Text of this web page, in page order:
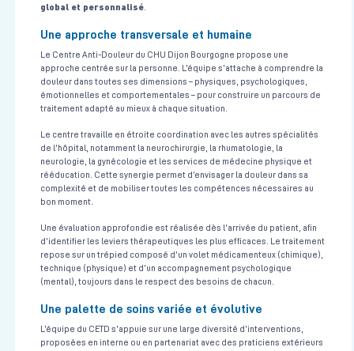
global et personnalisé.
Une approche transversale et humaine
Le Centre Anti-Douleur du CHU Dijon Bourgogne propose une
approche centrée sur la personne. L’équipe s’attache à comprendre la
douleur dans toutes ses dimensions – physiques, psychologiques,
émotionnelles et comportementales – pour construire un parcours de
traitement adapté au mieux à chaque situation.
Le centre travaille en étroite coordination avec les autres spécialités
de l’hôpital, notamment la neurochirurgie, la rhumatologie, la
neurologie, la gynécologie et les services de médecine physique et
rééducation. Cette synergie permet d’envisager la douleur dans sa
complexité et de mobiliser toutes les compétences nécessaires au
bon moment.
Une évaluation approfondie est réalisée dès l’arrivée du patient, afin
d’identifier les leviers thérapeutiques les plus efficaces. Le traitement
repose sur un trépied composé d’un volet médicamenteux (chimique),
technique (physique) et d’un accompagnement psychologique
(mental), toujours dans le respect des besoins de chacun.
Une palette de soins variée et évolutive
L’équipe du CETD s’appuie sur une large diversité d’interventions,
proposées en interne ou en partenariat avec des praticiens extérieurs